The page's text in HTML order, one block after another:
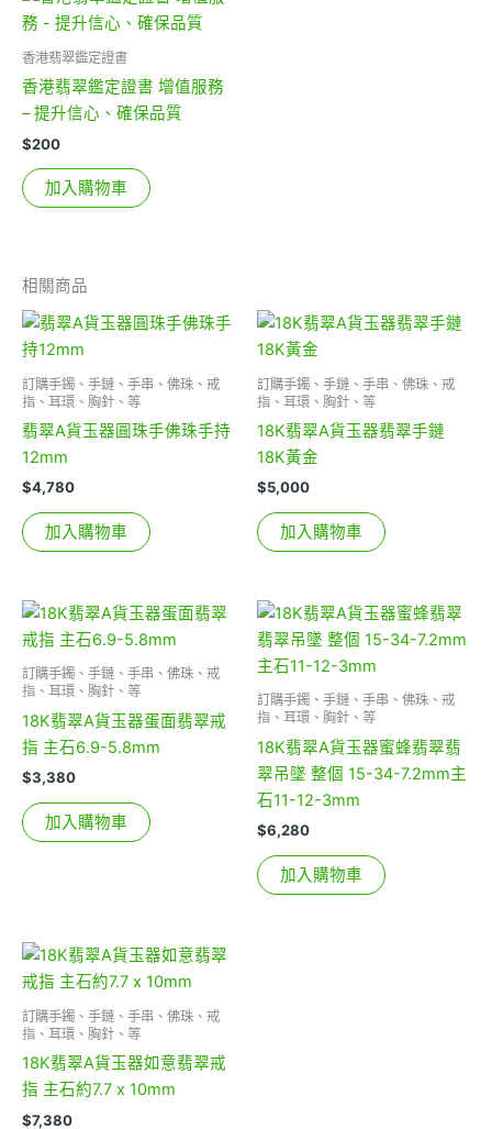
香港翡翠鑑定證書
香港翡翠鑑定證書 增值服務
– 提升信心、確保品質
$200
加入購物車
相關商品
訂購手鐲、手鏈、手串、佛珠、戒
指、耳環、胸針、等
翡翠A貨玉器圓珠手佛珠手持
12mm
$4,780
加入購物車
訂購手鐲、手鏈、手串、佛珠、戒
指、耳環、胸針、等
18K翡翠A貨玉器翡翠手鏈
18K黃金
$5,000
加入購物車
訂購手鐲、手鏈、手串、佛珠、戒
指、耳環、胸針、等
18K翡翠A貨玉器蛋面翡翠戒
指 主石6.9-5.8mm
$3,380
加入購物車
訂購手鐲、手鏈、手串、佛珠、戒
指、耳環、胸針、等
18K翡翠A貨玉器蜜蜂翡翠翡
翠吊墜 整個 15-34-7.2mm主
石11-12-3mm
$6,280
加入購物車
訂購手鐲、手鏈、手串、佛珠、戒
指、耳環、胸針、等
18K翡翠A貨玉器如意翡翠戒
指 主石約7.7 x 10mm
$7,380